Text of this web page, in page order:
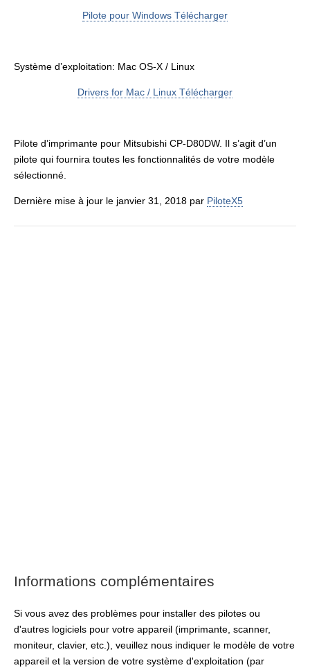
Pilote pour Windows Télécharger
Système d’exploitation: Mac OS-X / Linux
Drivers for Mac / Linux Télécharger
Pilote d’imprimante pour Mitsubishi CP-D80DW. Il s’agit d’un
pilote qui fournira toutes les fonctionnalités de votre modèle
sélectionné.
Dernière mise à jour le janvier 31, 2018 par PiloteX5
Informations complémentaires
Si vous avez des problèmes pour installer des pilotes ou
d'autres logiciels pour votre appareil (imprimante, scanner,
moniteur, clavier, etc.), veuillez nous indiquer le modèle de votre
appareil et la version de votre système d'exploitation (par